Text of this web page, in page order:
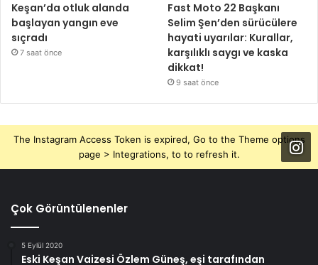
Keşan’da otluk alanda
başlayan yangın eve
sıçradı
7 saat önce
Fast Moto 22 Başkanı
Selim Şen’den sürücülere
hayati uyarılar: Kurallar,
karşılıklı saygı ve kaska
dikkat!
9 saat önce
The Instagram Access Token is expired, Go to the Theme options
page > Integrations, to to refresh it.
Çok Görüntülenenler
5 Eylül 2020
Eski Keşan Vaizesi Özlem Güneş, eşi tarafından